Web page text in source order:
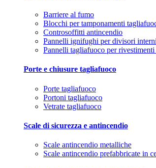
Barriere al fumo
Blocchi per tamponamenti
Controsoffitti antincendio
Pannelli ignifughi per divisori interni
Pannelli tagliafuoco per rivestimenti
Porte e chiusure tagliafuoco
Porte tagliafuoco
Portoni tagliafuoco
Vetrate tagliafuoco
Scale di sicurezza e antincendio
Scale antincendio metalliche
Scale antincendio prefabbricate in